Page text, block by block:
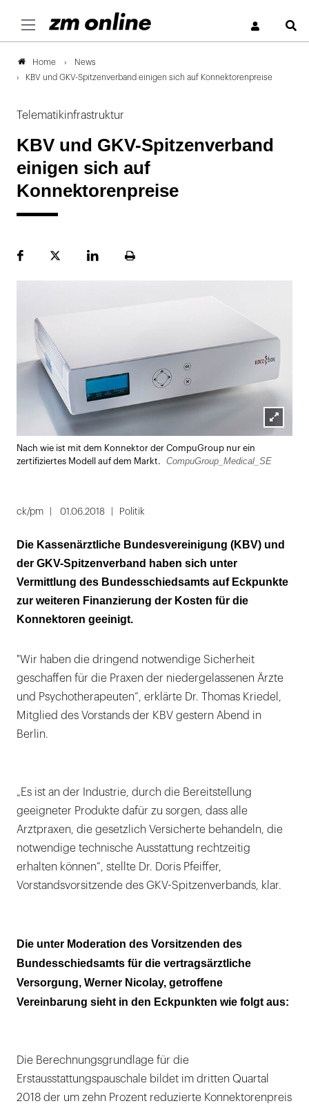
Home
News
KBV und GKV-Spitzenverband einigen sich auf Konnektorenpreise
Telematikinfrastruktur
KBV und GKV-Spitzenverband
einigen sich auf
Konnektorenpreise
FacebookPlattformLinekdInSeite
Lightbox
Nach wie ist mit dem Konnektor der CompuGroup nur ein
zertifiziertes Modell auf dem Markt.
CompuGroup_Medical_SE
ck/pm 01.06.2018 Politik
Die Kassenärztliche Bundesvereinigung (KBV) und
der GKV-Spitzenverband haben sich unter
Vermittlung des Bundesschiedsamts auf Eckpunkte
zur weiteren Finanzierung der Kosten für die
Konnektoren geeinigt.
"Wir haben die dringend notwendige Sicherheit
geschaffen für die Praxen der niedergelassenen Ärzte
und Psychotherapeuten“, erklärte Dr. Thomas Kriedel,
Mitglied des Vorstands der KBV gestern Abend in
Berlin.
„Es ist an der Industrie, durch die Bereitstellung
geeigneter Produkte dafür zu sorgen, dass alle
Arztpraxen, die gesetzlich Versicherte behandeln, die
notwendige technische Ausstattung rechtzeitig
erhalten können“, stellte Dr. Doris Pfeiffer,
Vorstandsvorsitzende des GKV-Spitzenverbands, klar.
Die unter Moderation des Vorsitzenden des
Bundesschiedsamts für die vertragsärztliche
Versorgung, Werner Nicolay, getroffene
Vereinbarung sieht in den Eckpunkten wie folgt aus:
Die Berechnungsgrundlage für die
Erstausstattungspauschale bildet im dritten Quartal
2018 der um zehn Prozent reduzierte Konnektorenpreis